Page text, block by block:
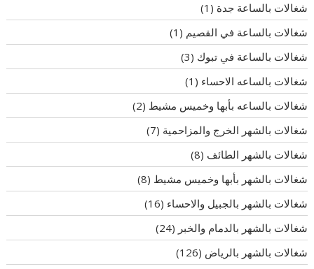
شغالات بالساعة جدة (1)
شغالات بالساعة في القصيم (1)
شغالات بالساعة في تبوك (3)
شغالات بالساعه الاحساء (1)
شغالات بالساعه بأبها وخميس مشيط (2)
شغالات بالشهر الخرج والمزاحمية (7)
شغالات بالشهر الطائف (8)
شغالات بالشهر بأبها وخميس مشيط (8)
شغالات بالشهر بالجبيل والاحساء (16)
شغالات بالشهر بالدمام والخبر (24)
شغالات بالشهر بالرياض (126)